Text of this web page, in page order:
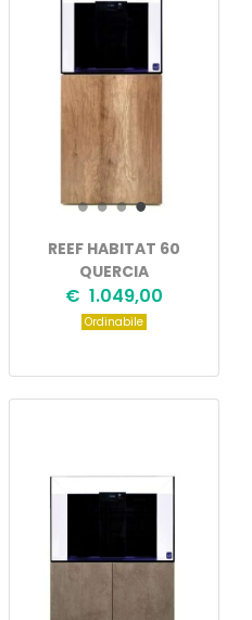
REEF HABITAT 60
QUERCIA
€ 1.049,00
Ordinabile